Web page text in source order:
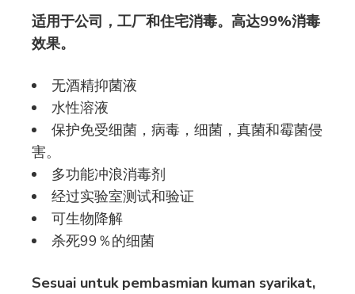
适用于公司，工厂和住宅消毒。高达99%消毒
效果。
无酒精抑菌液
水性溶液
保护免受细菌，病毒，细菌，真菌和霉菌侵
害。
多功能冲浪消毒剂
经过实验室测试和验证
可生物降解
杀死99％的细菌
Sesuai untuk pembasmian kuman syarikat,